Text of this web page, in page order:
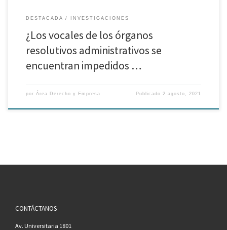
DESTACADA INVESTIGACIONES
¿Los vocales de los órganos
resolutivos administrativos se
encuentran impedidos …
por Área Derecho y Empresa Publicado 2 agosto, 2021
CONTÁCTANOS
Av. Universitaria 1801